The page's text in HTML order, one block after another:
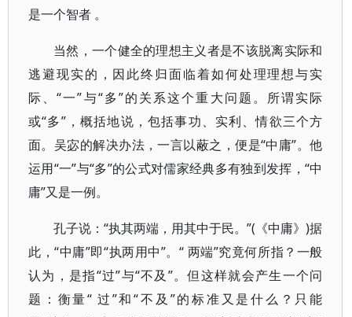
是一个智者 。
当然，一个健全的理想主义者是不该脱离实际和
逃避现实的，因此终归面临着如何处理理想与实
际、“一”与“多”的关系这个重大问题。所谓实际
或“多”，概括地说，包括事功、实利、情欲三个方
面。吴宓的解决办法，一言以蔽之，便是“中庸”。他
运用“一”与“多”的公式对儒家经典多有独到发挥，“中
庸”又是一例。
孔子说：“执其两端，用其中于民。”(《中庸》)据
此，“中庸”即“执两用中”。“ 两端”究竟何所指？一般
认为，是指“过”与“不及”。但这样就会产生一个问
题：衡量“ 过”和“不及”的标准又是什么？只能